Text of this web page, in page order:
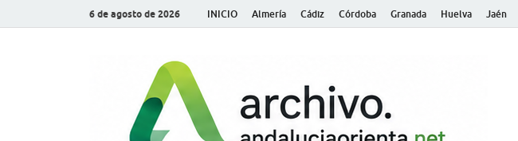
6 de agosto de 2026 INICIO Almería Cádiz Córdoba Granada Huelva Jaén